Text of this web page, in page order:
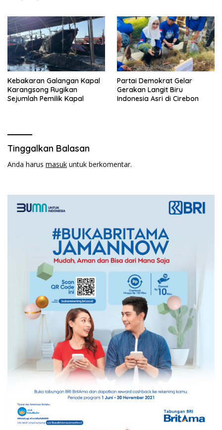
Kebakaran Galangan Kapal
Karangsong Rugikan
Sejumlah Pemilik Kapal
Partai Demokrat Gelar
Gerakan Langit Biru
Indonesia Asri di Cirebon
Tinggalkan Balasan
Anda harus masuk untuk berkomentar.